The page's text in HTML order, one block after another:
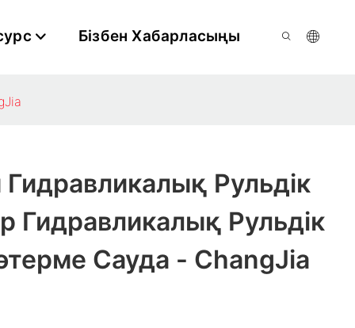
Бізбен Хабарласыңы
Рульдік
Гидравликалық Рульдік
Сауда - ChangJia